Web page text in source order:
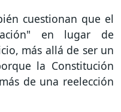
cuestionan que el
en lugar de
más allá de ser un
la Constitución
de una reelección